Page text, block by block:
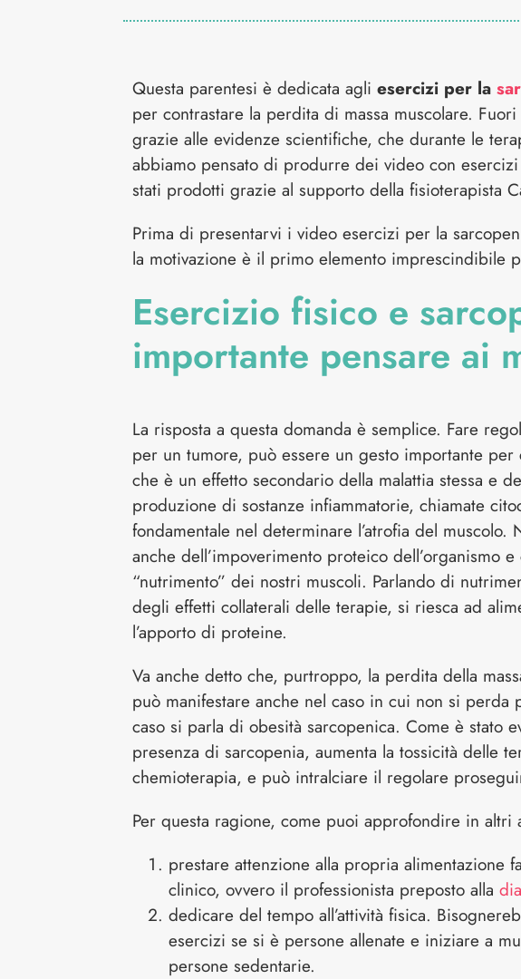
Questa parentesi è dedicata agli esercizi per la
per contrastare la perdita di massa muscolare.
grazie alle evidenze scientifiche, che durante le
abbiamo pensato di produrre dei video con
stati prodotti grazie al supporto della fisioterapista
Prima di presentarvi i video esercizi per la
la motivazione è il primo elemento imprescindibile
Esercizio fisico e
importante pensare ai
La risposta a questa domanda è semplice. Fare
per un tumore, può essere un gesto importante
che è un effetto secondario della malattia stessa e
produzione di sostanze infiammatorie, chiamate
fondamentale nel determinare l’atrofia del
anche dell’impoverimento proteico dell’organismo
“nutrimento” dei nostri muscoli. Parlando di
degli effetti collaterali delle terapie, si riesca ad
l’apporto di proteine.
Va anche detto che, purtroppo, la perdita della
può manifestare anche nel caso in cui non si
caso si parla di obesità sarcopenica. Come è stato
presenza di sarcopenia, aumenta la tossicità delle
chemioterapia, e può intralciare il regolare
Per questa ragione, come puoi approfondire in altri
prestare attenzione alla propria alimentazione
clinico, ovvero il professionista preposto alla
dedicare del tempo all’attività fisica.
esercizi se si è persone allenate e iniziare a
persone sedentarie.